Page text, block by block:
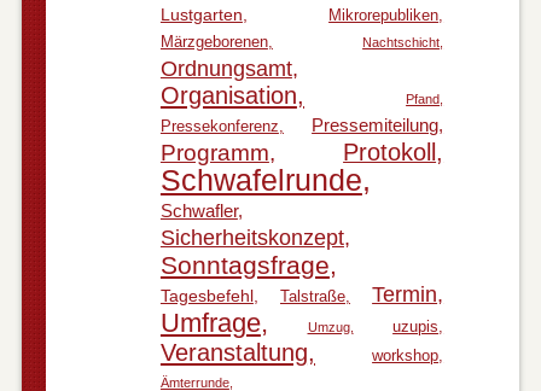
Lustgarten
Mikrorepubliken
Märzgeborenen
Nachtschicht
Ordnungsamt
Organisation Pfand
Pressekonferenz Pressemiteilung
Programm Protokoll
Schwafelrunde
Schwafler
Sicherheitskonzept
Sonntagsfrage
Tagesbefehl Talstraße Termin
Umfrage Umzug uzupis
Veranstaltung workshop
Ämterrunde